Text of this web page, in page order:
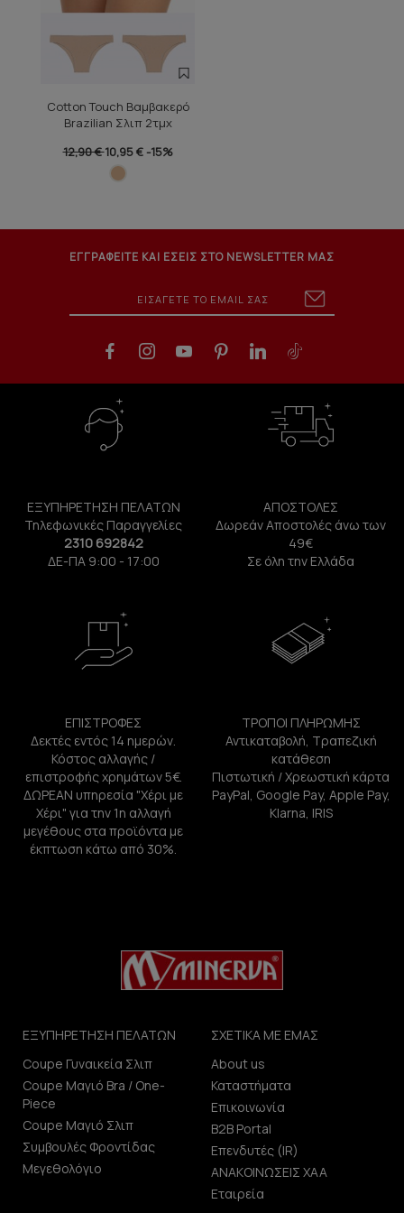
Cotton Touch Βαμβακερό
Brazilian Σλιπ 2τμχ
12,90 €10,95 € -15%
ΕΓΓΡΑΦΕΙΤΕ ΚΑΙ ΕΣΕΙΣ ΣΤΟ NEWSLETTER ΜΑΣ
ΕΞΥΠΗΡΕΤΗΣΗ ΠΕΛΑΤΩΝ
Τηλεφωνικές Παραγγελίες
2310 692842
ΔΕ-ΠΑ 9:00 - 17:00
ΑΠΟΣΤΟΛΕΣ
Δωρεάν Αποστολές άνω των
49€
Σε όλη την Ελλάδα
ΕΠΙΣΤΡΟΦΕΣ
Δεκτές εντός 14 ημερών.
Κόστος αλλαγής /
επιστροφής χρημάτων 5€.
ΔΩΡΕΑΝ υπηρεσία "Χέρι με
Χέρι" για την 1η αλλαγή
μεγέθους στα προϊόντα με
έκπτωση κάτω από 30%.
ΤΡΟΠΟΙ ΠΛΗΡΩΜΗΣ
Αντικαταβολή, Τραπεζική
κατάθεση
Πιστωτική / Χρεωστική κάρτα
PayPal, Google Pay, Apple Pay,
Klarna, IRIS
ΕΞΥΠΗΡΕΤΗΣΗ ΠΕΛΑΤΩΝ
Coupe Γυναικεία Σλιπ
Coupe Μαγιό Bra / One-
Piece
Coupe Μαγιό Σλιπ
Συμβουλές Φροντίδας
Μεγεθολόγιο
ΣΧΕΤΙΚΑ ΜΕ ΕΜΑΣ
About us
Καταστήματα
Επικοινωνία
B2B Portal
Επενδυτές (IR)
ΑΝΑΚΟΙΝΩΣΕΙΣ ΧΑΑ
Εταιρεία